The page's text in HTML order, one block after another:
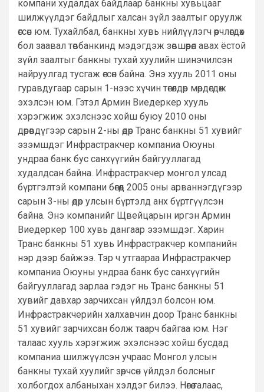
компани худалдах байдлаар банкны хувьцааг
шилжүүлдэг байдлыг халсан зүйл заалтыг оруулж
өгсөн юм. Тухайлбал, банкны хувь нийлүүлэгч өөрчлөгдөх
бол заавал төвбанкинд мэдэгдэж зөвшөөрөл авах ёстой
зүйл заалтыг банкны тухай хуулийн шинэчилсэн
найруулгад тусгаж өгсөн байна. Энэ хууль 2011 оны
гуравдугаар сарын 1-нээс хүчин төгөлдөр мөрдөгдөж
эхэлсэн юм. Гэтэл Армин Виедеркер хууль
хэрэгжиж эхэлснээс хойш буюу 2010 оны
дөрөвдүгээр сарын 2-ны өдөр Транс банкны 51 хувийг
эзэмшдэг Инфрастракчер компаниа Оюуны
ундраа банк бус санхүүгийн байгууллагад
худалдсан байна. Инфрастракчер монгол улсад
бүртгэлтэй компани бөгөөд 2005 оны арваннэгдүгээр
сарын 3-ны өдөр улсын бүртэлд анх бүртгүүлсэн
байна. Энэ компанийг Щвейцарын иргэн Армин
Виедеркер 100 хувь дангаар эзэмшдэг. Харин
Транс банкны 51 хувь Инфрастракчер компанийн
нэр дээр байжээ. Тэр ч утгаараа Инфрастракчер
компаниа Оюуны ундраа банк бус санхүүгийн
байгууллагад зарлаа гэдэг нь Транс банкны 51
хувийг давхар зарчихсан үйлдэл болсон юм.
Инфрастракчерийн халхавчин доор Транс банкны
51 хувийг зарчихсан болж таарч байгаа юм. Нэг
талаас хууль хэрэгжиж эхэлснээс хойш бусдад
компаниа шилжүүлсэн учраас Монгол улсын
банкны тухай хуулийг зөрчсөн үйлдэл болсныг
холбогдох албаныхан хэлдэг билээ. Нөгөө талаас,